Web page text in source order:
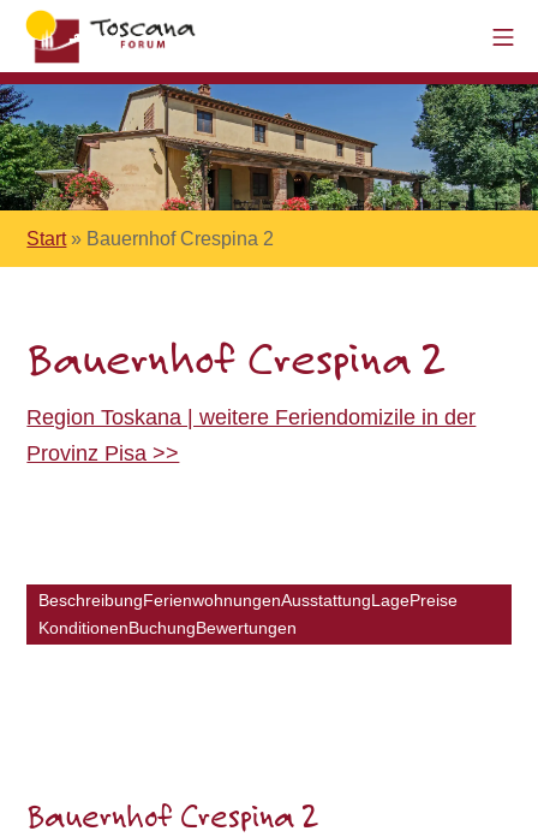
Start» Bauernhof Crespina 2
Bauernhof Crespina 2
Region Toskana | weitere Feriendomizile in der
Provinz Pisa >>
BeschreibungFerienwohnungenAusstattungLagePreise
KonditionenBuchungBewertungen
Bauernhof Crespina 2